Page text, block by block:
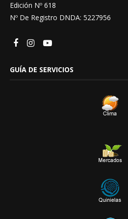
Edición Nº 618
Nº De Registro DNDA: 5227956
GUÍA DE SERVICIOS